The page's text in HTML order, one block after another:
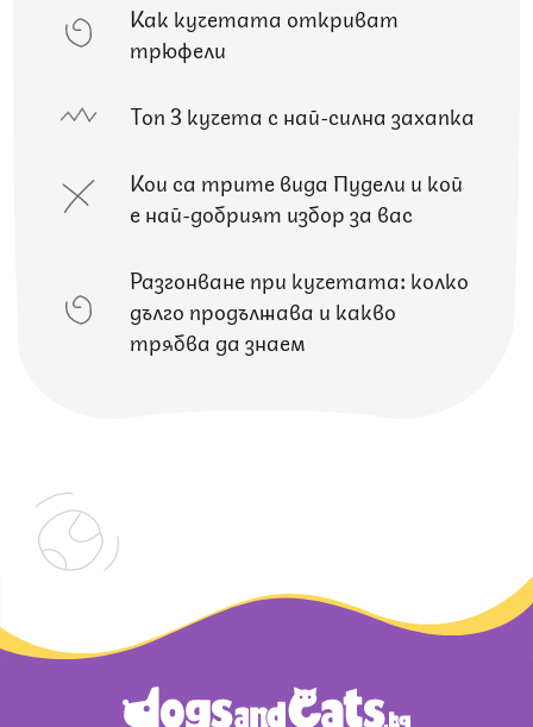
Как кучетата откриват
трюфели
Топ 3 кучета с най-силна захапка
Кои са трите вида Пудели и кой
е най-добрият избор за вас
Разгонване при кучетата: колко
дълго продължава и какво
трябва да знаем